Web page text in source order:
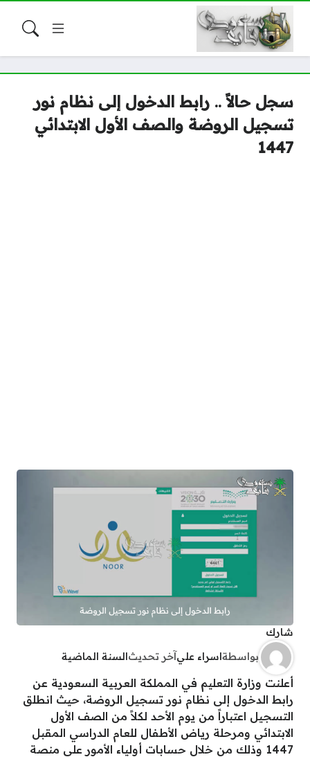
سجل حالاً .. رابط الدخول إلى نظام نور
تسجيل الروضة والصف الأول الابتدائي
1447
شارك
بواسطةاسراء عليآخر تحديثالسنة الماضية
أعلنت وزارة التعليم في المملكة العربية السعودية عن
رابط الدخول إلى نظام نور تسجيل الروضة، حيث انطلق
التسجيل اعتباراً من يوم الأحد لكلاً من الصف الأول
الابتدائي ومرحلة رياض الأطفال للعام الدراسي المقبل
1447 وذلك من خلال حسابات أولياء الأمور على منصة